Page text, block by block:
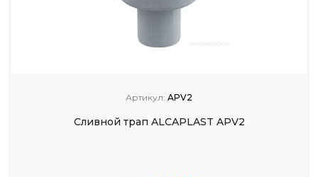
Артикул: APV2
Сливной трап ALCAPLAST APV2